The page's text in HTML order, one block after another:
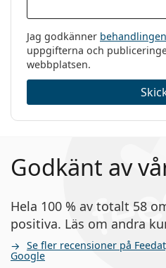
Jag godkänner behandlingen
uppgifterna och
webbplatsen.
Godkänt av
Hela 100 % av totalt 58
positiva. Läs om andra
Se fler recensioner på
Google